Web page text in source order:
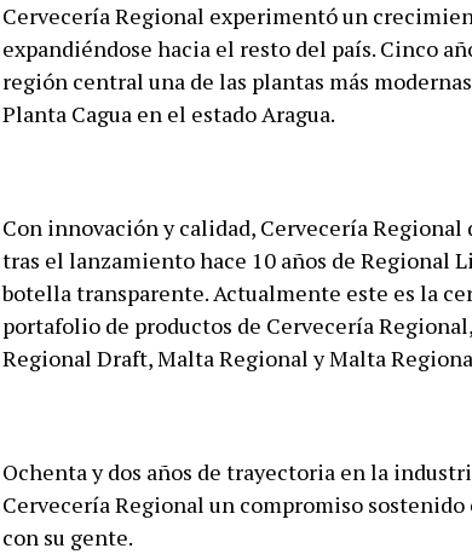
Cervecería Regional experimentó un
expandiéndose hacia el resto del país. Cinco
región central una de las plantas más
Planta Cagua en el estado Aragua.
Con innovación y calidad, Cervecería
tras el lanzamiento hace 10 años de Regional
botella transparente. Actualmente este es la
portafolio de productos de Cervecería
Regional Draft, Malta Regional y Malta
Ochenta y dos años de trayectoria en la
Cervecería Regional un compromiso sostenido
con su gente.